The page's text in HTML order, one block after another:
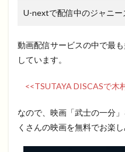
U-nextで配信中のジャニー
動画配信サービスの中で最
しています。
<<TSUTAYA DISCASで木
なので、映画「武士の一分
くさんの映画を無料でお楽